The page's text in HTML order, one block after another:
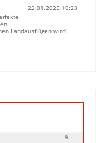
22.01.2025 10:23
Landausflügen wird